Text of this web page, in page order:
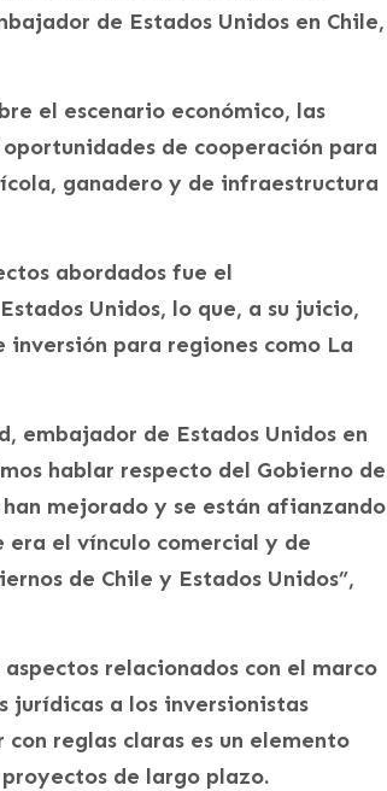
de Estados Unidos en Chile,
el escenario económico, las
de cooperación para
ganadero y de infraestructura
abordados fue el
Unidos, lo que, a su juicio,
para regiones como La
embajador de Estados Unidos en
hablar respecto del Gobierno de
mejorado y se están afianzando
era el vínculo comercial y de
de Chile y Estados Unidos”,
relacionados con el marco
jurídicas a los inversionistas
reglas claras es un elemento
de largo plazo.